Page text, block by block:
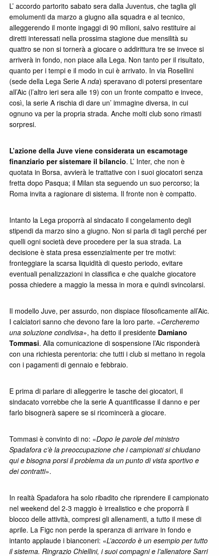
L’ accordo partorito sabato sera dalla Juventus, che taglia gli
emolumenti da marzo a giugno alla squadra e al tecnico,
alleggerendo il monte ingaggi di 90 milioni, salvo restituire ai
diretti interessati nella prossima stagione due mensilità su
quattro se non si tornerà a giocare o addirittura tre se invece si
arriverà in fondo, non piace alla Lega. Non tanto per il risultato,
quanto per i tempi e il modo in cui è arrivato. In via Rosellini
(sede della Lega Serie Anda) speravano di potersi presentare
all’Aic (l’altro ieri sera alle 19) con un fronte compatto e invece,
così, la serie A rischia di dare un’ immagine diversa, in cui
ognuno va per la propria strada. Anche molti club sono rimasti
sorpresi.
L’azione della Juve viene considerata un escamotage
finanziario per sistemare il bilancio. L’ Inter, che non è
quotata in Borsa, avvierà le trattative con i suoi giocatori senza
fretta dopo Pasqua; il Milan sta seguendo un suo percorso; la
Roma invita a ragionare di sistema. Il fronte non è compatto.
Intanto la Lega proporrà al sindacato il congelamento degli
stipendi da marzo sino a giugno. Non si parla di tagli perché per
quelli ogni società deve procedere per la sua strada. La
decisione è stata presa essenzialmente per tre motivi:
fronteggiare la scarsa liquidità di questo periodo, evitare
eventuali penalizzazioni in classifica e che qualche giocatore
possa chiedere a maggio la messa in mora e quindi svincolarsi.
Il modello Juve, per assurdo, non dispiace filosoficamente all’Aic.
I calciatori sanno che devono fare la loro parte. «Cercheremo
una soluzione condivisa», ha detto il presidente Damiano
Tommasi. Alla comunicazione di sospensione l’Aic risponderà
con una richiesta perentoria: che tutti i club si mettano in regola
con i pagamenti di gennaio e febbraio.
E prima di parlare di alleggerire le tasche dei giocatori, il
sindacato vorrebbe che la serie A quantificasse il danno e per
farlo bisognerà sapere se si ricomincerà a giocare.
Tommasi è convinto di no: «Dopo le parole del ministro
Spadafora c’è la preoccupazione che i campionati si chiudano
qui e bisogna porsi il problema da un punto di vista sportivo e
dei contratti».
In realtà Spadafora ha solo ribadito che riprendere il campionato
nel weekend del 2-3 maggio è irrealistico e che proporrà il
blocco delle attività, compresi gli allenamenti, a tutto il mese di
aprile. La Figc non perde la speranza di arrivare in fondo e
intanto applaude i bianconeri: «L’accordo è un esempio per tutto
il sistema. Ringrazio Chiellini, i suoi compagni e l’allenatore Sarri